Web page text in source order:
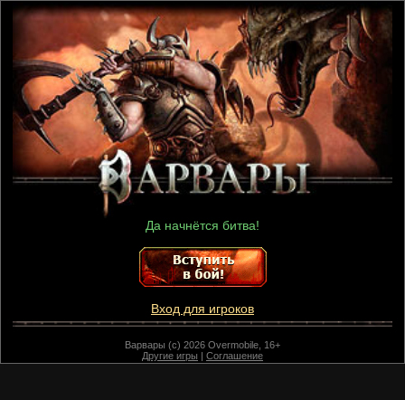
Да начнётся битва!
Вход для игроков
Варвары (c) 2026 Overmobile, 16+
Другие игры | Соглашение